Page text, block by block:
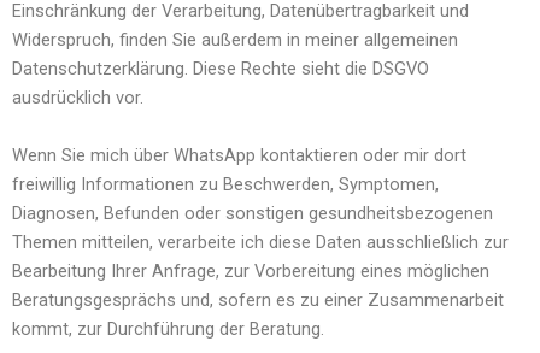
Einschränkung der Verarbeitung, Datenübertragbarkeit und
Widerspruch, finden Sie außerdem in meiner allgemeinen
Datenschutzerklärung. Diese Rechte sieht die DSGVO
ausdrücklich vor.
Wenn Sie mich über WhatsApp kontaktieren oder mir dort
freiwillig Informationen zu Beschwerden, Symptomen,
Diagnosen, Befunden oder sonstigen gesundheitsbezogenen
Themen mitteilen, verarbeite ich diese Daten ausschließlich zur
Bearbeitung Ihrer Anfrage, zur Vorbereitung eines möglichen
Beratungsgesprächs und, sofern es zu einer Zusammenarbeit
kommt, zur Durchführung der Beratung.